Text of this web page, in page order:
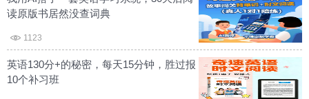
读原版书居然没查词典
1123
英语130分+的秘密，每天15分钟，胜过报
10个补习班